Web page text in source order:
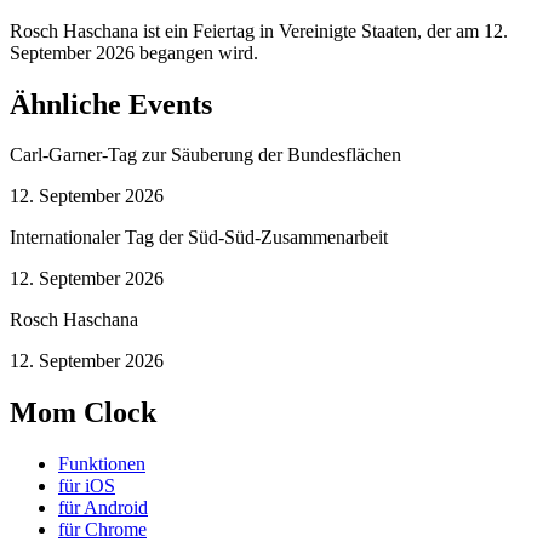
Rosch Haschana ist ein Feiertag in Vereinigte Staaten, der am 12.
September 2026 begangen wird.
Ähnliche Events
Carl-Garner-Tag zur Säuberung der Bundesflächen
12. September 2026
Internationaler Tag der Süd-Süd-Zusammenarbeit
12. September 2026
Rosch Haschana
12. September 2026
Mom Clock
Funktionen
für iOS
für Android
für Chrome